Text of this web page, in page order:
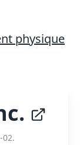
physique
02.